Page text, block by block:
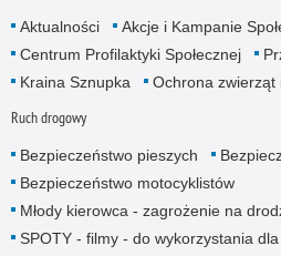
Aktualności
Akcje i Kampanie
Centrum Profilaktyki Społecznej
Kraina Sznupka
Ochrona zwierząt
Ruch drogowy
Bezpieczeństwo pieszych
Bezpieczeństwo motocyklistów
Młody kierowca - zagrożenie na
SPOTY - filmy - do wykorzystania